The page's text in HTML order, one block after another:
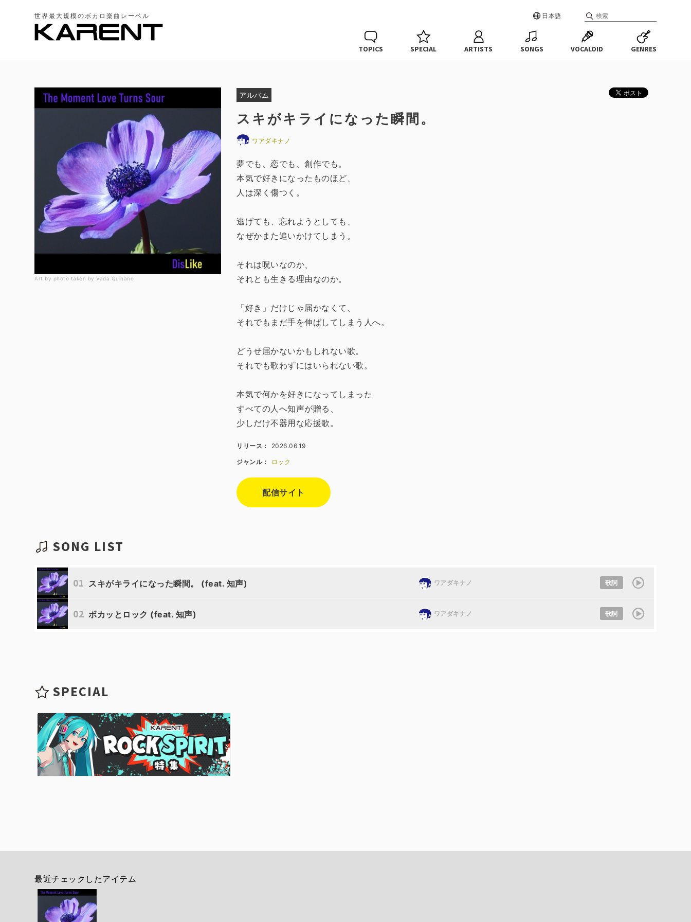
世界最大規模のボカロ楽曲レーベル 日本語
TOPICS SPECIAL ARTISTS SONGS VOCALOID GENRES
Art by photo taken by Vada Quinano
アルバム
スキがキライになった瞬間。
ワアダキナノ
夢でも、恋でも、創作でも。
本気で好きになったものほど、
人は深く傷つく。
逃げても、忘れようとしても、
なぜかまた追いかけてしまう。
それは呪いなのか、
それとも生きる理由なのか。
「好き」だけじゃ届かなくて、
それでもまだ手を伸ばしてしまう人へ。
どうせ届かないかもしれない歌。
それでも歌わずにはいられない歌。
本気で何かを好きになってしまった
すべての人へ知声が贈る、
少しだけ不器用な応援歌。
リリース： 2026.06.19
ジャンル： ロック
配信サイト
SONG LIST
01 スキがキライになった瞬間。 (feat. 知声) ワアダキナノ 歌詞
02 ボカッとロック (feat. 知声) ワアダキナノ 歌詞
SPECIAL
最近チェックしたアイテム